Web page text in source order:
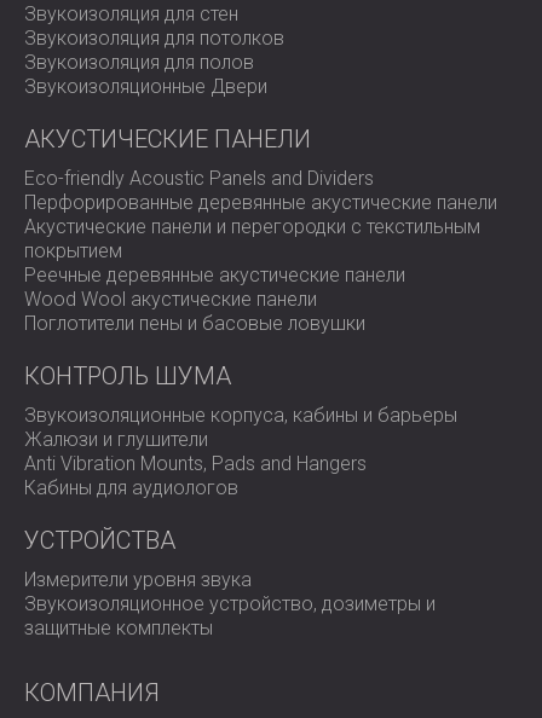
Звукоизоляция для стен
Звукоизоляция для потолков
Звукоизоляция для полов
Звукоизоляционные Двери
АКУСТИЧЕСКИЕ ПАНЕЛИ
Eco-friendly Acoustic Panels and Dividers
Перфорированные деревянные акустические панели
Акустические панели и перегородки с текстильным
покрытием
Реечные деревянные акустические панели
Wood Wool акустические панели
Поглотители пены и басовые ловушки
КОНТРОЛЬ ШУМА
Звукоизоляционные корпуса, кабины и барьеры
Жалюзи и глушители
Anti Vibration Mounts, Pads and Hangers
Кабины для аудиологов
УСТРОЙСТВА
Измерители уровня звука
Звукоизоляционное устройство, дозиметры и
защитные комплекты
КОМПАНИЯ